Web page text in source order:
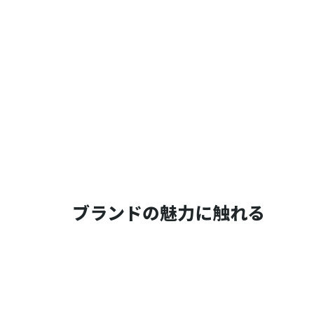
ブランドの魅力に触れる